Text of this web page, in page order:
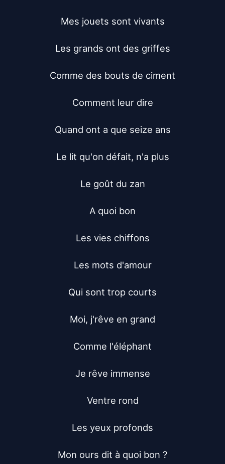
Mes jouets sont vivants
Les grands ont des griffes
Comme des bouts de ciment
Comment leur dire
Quand ont a que seize ans
Le lit qu'on défait, n'a plus
Le goût du zan
A quoi bon
Les vies chiffons
Les mots d'amour
Qui sont trop courts
Moi, j'rêve en grand
Comme l'éléphant
Je rêve immense
Ventre rond
Les yeux profonds
Mon ours dit à quoi bon ?